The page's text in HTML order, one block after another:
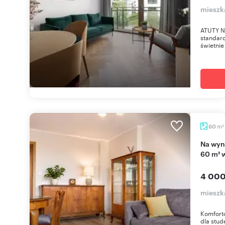
ATUTY
60 m2
Na wynajem komfortowe 3-pokojowe mieszkanie
60 m²
4
dla